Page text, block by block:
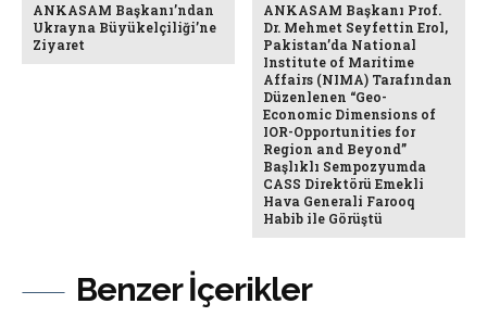
Benzer İçerikler
ANKASAM Başkanı’ndan
Ukrayna Büyükelçiliği’ne
Ziyaret
ANKASAM Başkanı Prof.
Dr. Mehmet Seyfettin Erol,
Pakistan’da National
Institute of Maritime
Affairs (NIMA) Tarafından
Düzenlenen “Geo-
Economic Dimensions of
IOR-Opportunities for
Region and Beyond”
Başlıklı Sempozyumda
CASS Direktörü Emekli
Hava Generali Farooq
Habib ile Görüştü